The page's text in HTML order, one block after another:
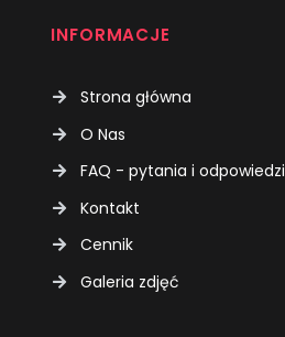
INFORMACJE
Strona główna
O Nas
FAQ - pytania i odpowiedzi
Kontakt
Cennik
Galeria zdjęć